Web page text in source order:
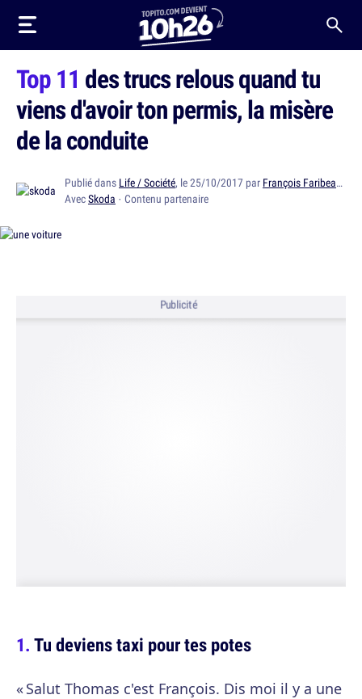
Top 11 des trucs relous quand tu
viens d'avoir ton permis, la misère
de la conduite
Publié dans Life / Société, le 25/10/2017 par François Faribeault
AvecSkoda · Contenu partenaire
Publicité
Tu deviens taxi pour tes potes
« Salut Thomas c'est François. Dis moi il y a une